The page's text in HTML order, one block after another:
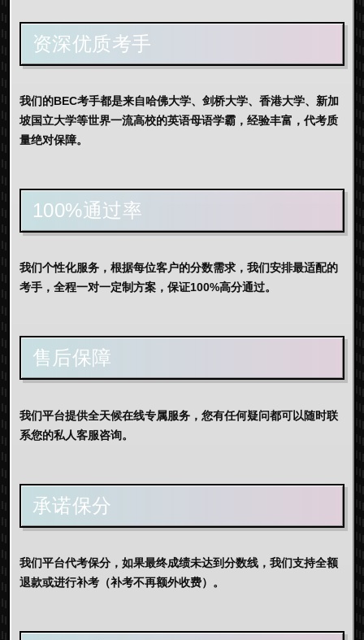
资深优质考手
我们的BEC考手都是来自哈佛大学、剑桥大学、香港大学、新加
坡国立大学等世界一流高校的英语母语学霸，经验丰富，代考质
量绝对保障。
100%通过率
我们个性化服务，根据每位客户的分数需求，我们安排最适配的
考手，全程一对一定制方案，保证100%高分通过。
售后保障
我们平台提供全天候在线专属服务，您有任何疑问都可以随时联
系您的私人客服咨询。
承诺保分
我们平台代考保分，如果最终成绩未达到分数线，我们支持全额
退款或进行补考（补考不再额外收费）。